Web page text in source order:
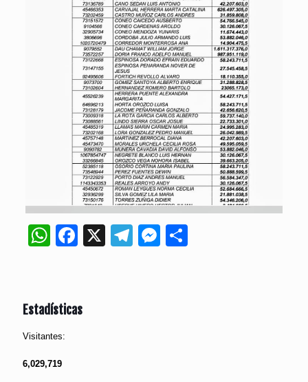
WhatsApp
Facebook
X Telegram
Messenger
Estadísticas
Visitantes:
6,029,719